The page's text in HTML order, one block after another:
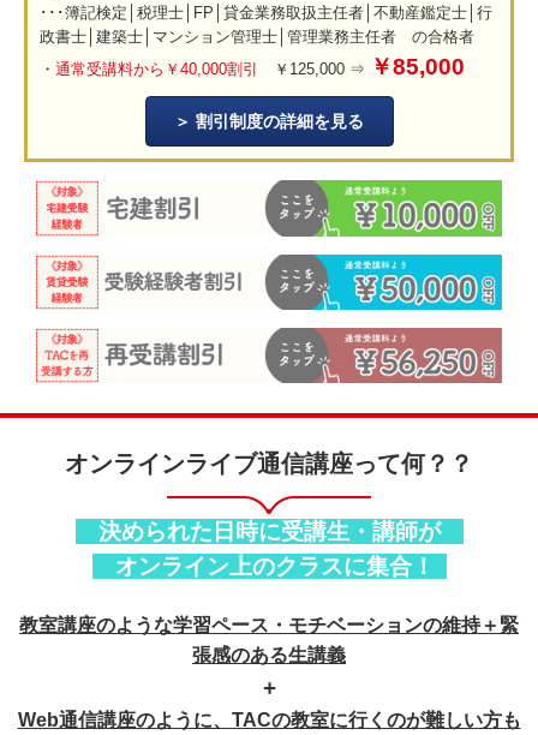
･･･簿記検定│税理士│FP│貸金業務取扱主任者│不動産鑑定士│行
政書士│建築士│マンション管理士│管理業務主任者 の合格者
・ 通常受講料から￥40,000割引 ￥125,000 ⇒ ￥85,000
割引制度の詳細を見る
オンラインライブ通信講座って何？？
決められた日時に受講生・講師が
オンライン上のクラスに集合！
教室講座のような学習ペース・モチベーションの維持＋緊
張感のある生講義
+
Web通信講座のように、TACの教室に行くのが難しい方も